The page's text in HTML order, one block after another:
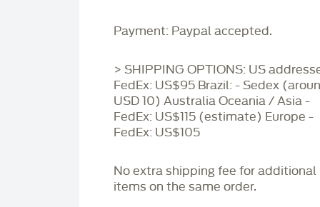
Payment: Paypal accepted.
> SHIPPING OPTIONS: US
FedEx: US$95 Brazil: - Sedex
USD 10) Australia Oceania / Asia -
FedEx: US$115 (estimate) Europe -
FedEx: US$105
No extra shipping fee for additional
items on the same order.